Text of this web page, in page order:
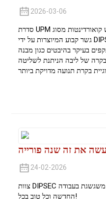
2026-03-06
סדרת UPM של מכונות מדידה בעלות שלוש קואורדינטות מסוג
גשר קבוע המיוצרות על ידי DIPSEC, כמכשיר מדידה, כוללת
בעיקר בהיבטים כגון מבנה
של ליבה הניתנת לשליטה
24-02-2026
צוות DIPSEC שלנו מאחל לכם בכנות התחלה משגשגת בעבודה
החדשה וכל טוב בכל!